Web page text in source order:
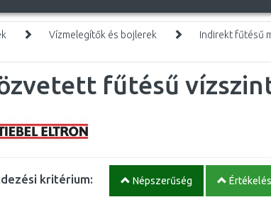
Vízmelegítők és bojlerek
Indirekt fűtésű
fűtésű
kritérium: Népszerűség Értékelés